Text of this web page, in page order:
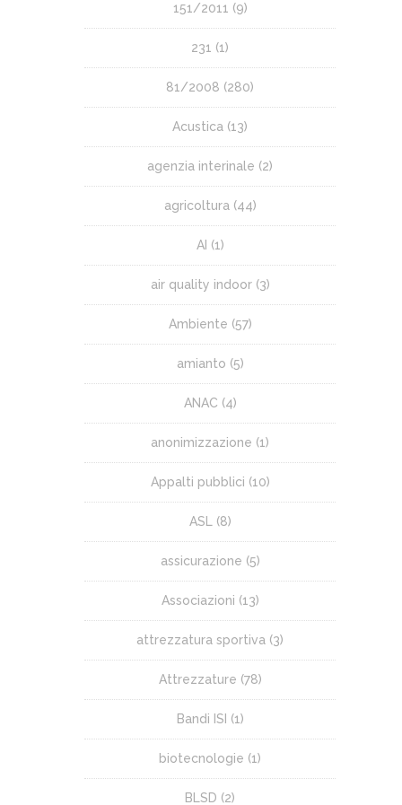
151/2011 (9)
231 (1)
81/2008 (280)
Acustica (13)
agenzia interinale (2)
agricoltura(44)
AI (1)
air quality indoor(3)
Ambiente (57)
amianto (5)
ANAC (4)
anonimizzazione (1)
Appalti pubblici (10)
ASL(8)
assicurazione (5)
Associazioni (13)
attrezzatura sportiva (3)
Attrezzature (78)
Bandi ISI (1)
biotecnologie (1)
BLSD (2)